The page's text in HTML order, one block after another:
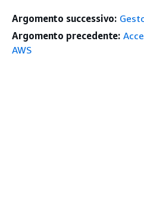
Argomento successivo:
Argomento precedente:
AWS